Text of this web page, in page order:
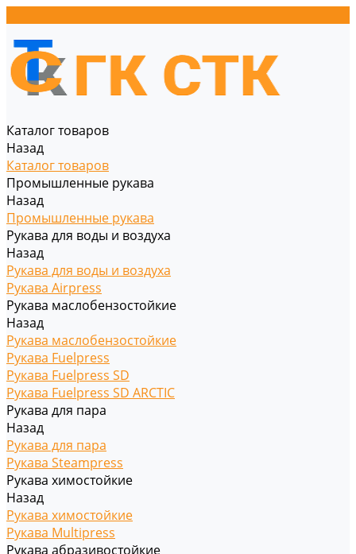
Каталог товаров
Назад
Каталог товаров
Промышленные рукава
Назад
Промышленные рукава
Рукава для воды и воздуха
Назад
Рукава для воды и воздуха
Рукава Airpress
Рукава маслобензостойкие
Назад
Рукава маслобензостойкие
Рукава Fuelpress
Рукава Fuelpress SD
Рукава Fuelpress SD ARCTIC
Рукава для пара
Назад
Рукава для пара
Рукава Steampress
Рукава химостойкие
Назад
Рукава химостойкие
Рукава Multipress
Рукава абразивостойкие